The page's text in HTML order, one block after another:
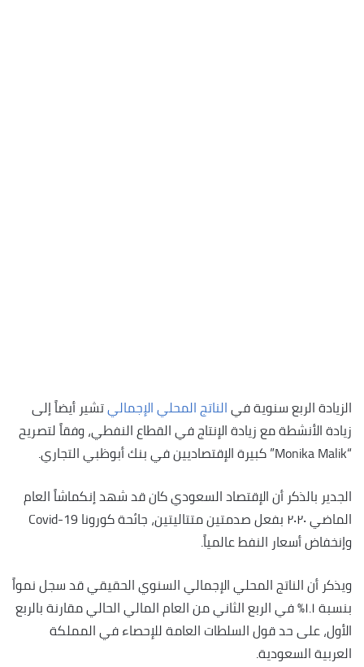
الزيادة الربع سنوية فيالناتج المحلي الإجماليتشير أيضاً إلى
زيادة الأنشطة مع زيادة الإنتاج في القطاع النفطي، وفقاً لتصريح
“Monika Malik” كبيرة الإقتصاديين في بنك أبوظبي التجاري.
الجدير بالذكر أن الإقتصاد السعودي كان قد شهد إنكماشاً العام
الماضي ٢٠٢٠ بفعل صدمتين متتاليتين، جائحة كورونا Covid-19
وإنخفاض أسعار النفط عالمياً.
ويذكر أن الناتج المحلي الإجمالي السنوي الحقيقي قد سجل نمواً
بنسبة ١.١٪؜ في الربع الثاني من العام المالي الحالي مقارنة بالربع
الأول، على حد قول السلطات العامة للإحصاء في المملكة
العربية السعودية.